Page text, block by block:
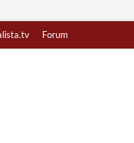
Forum